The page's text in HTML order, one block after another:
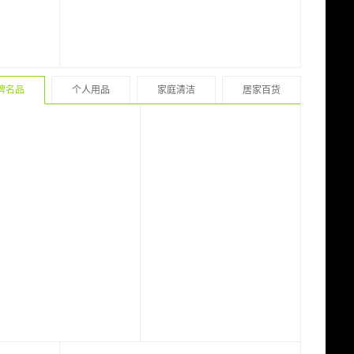
名品 个人用品 家庭清洁 居家百货